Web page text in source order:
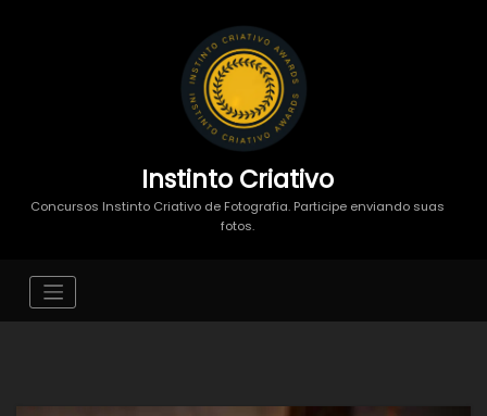
Instinto Criativo
Concursos Instinto Criativo de Fotografia. Participe enviando suas
fotos.